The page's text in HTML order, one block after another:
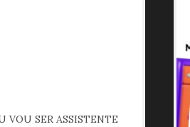
VOU SER ASSISTENTE